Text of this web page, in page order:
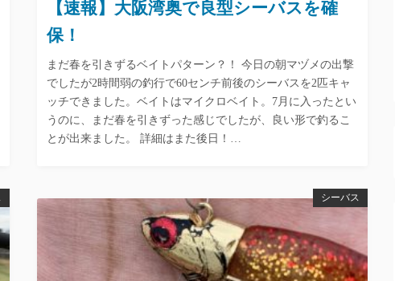
【速報】大阪湾奥で良型シーバスを確
保！
まだ春を引きずるベイトパターン？！ 今日の朝マヅメの出撃
でしたが2時間弱の釣行で60センチ前後のシーバスを2匹キャ
ッチできました。ベイトはマイクロベイト。7月に入ったとい
うのに、まだ春を引きずった感じでしたが、良い形で釣るこ
とが出来ました。 詳細はまた後日！…
シーバス